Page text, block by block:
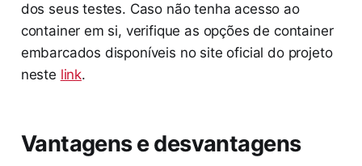
dos seus testes. Caso não tenha acesso ao
container em si, verifique as opções de container
embarcados disponíveis no site oficial do projeto
neste link.
Vantagens e desvantagens